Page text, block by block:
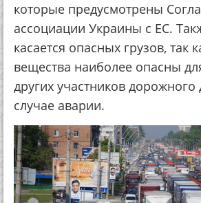
которые предусмотрены
ассоциации Украины с ЕС.
касается опасных грузов, так
вещества наиболее опасны
других участников
случае аварии.